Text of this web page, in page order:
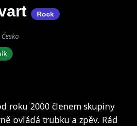
Rock
roku 2000 členem skupiny
ovládá trubku a zpěv. Rád